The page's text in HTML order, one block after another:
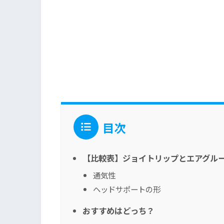
目次
【比較表】ジョイトリップとエアグル
通気性
ヘッドサポートの形
おすすめはどっち？